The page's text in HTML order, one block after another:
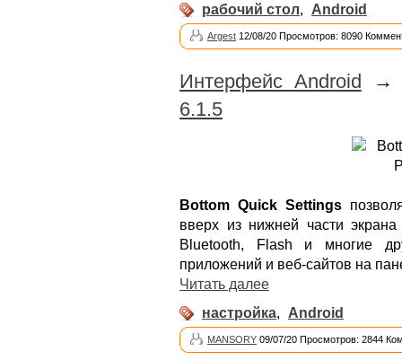
рабочий стол, Android
Argest 12/08/20 Просмотров: 8090
Интерфейс Android
6.1.5
Bottom Quick Settings
вверх из нижней части
Bluetooth, Flash и многие
приложений и веб-сайтов на
Читать далее
настройка, Android
MANSORY 09/07/20 Просмотров: 2844